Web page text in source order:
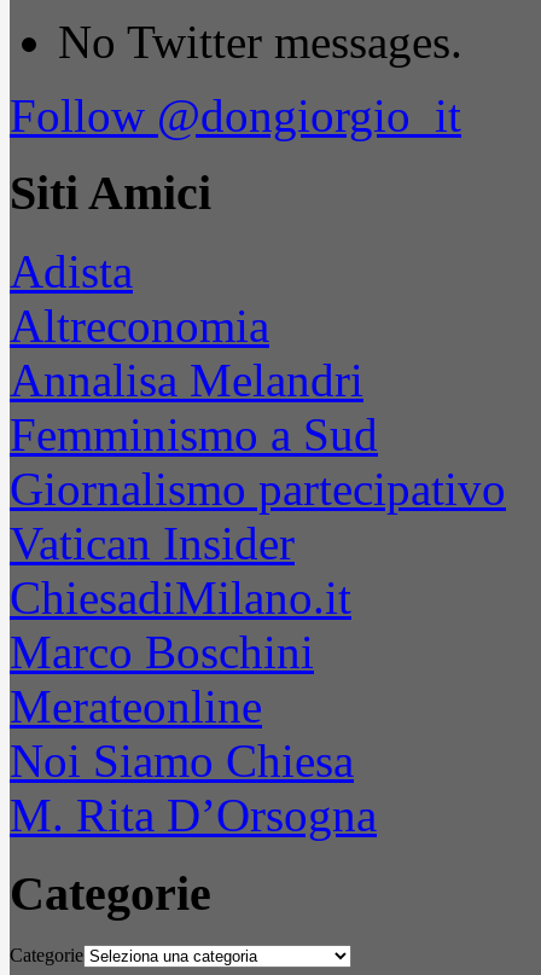
No Twitter messages.
Follow @dongiorgio_it
Siti Amici
Adista
Altreconomia
Annalisa Melandri
Femminismo a Sud
Giornalismo partecipativo
Vatican Insider
ChiesadiMilano.it
Marco Boschini
Merateonline
Noi Siamo Chiesa
M. Rita D’Orsogna
Categorie
Categorie